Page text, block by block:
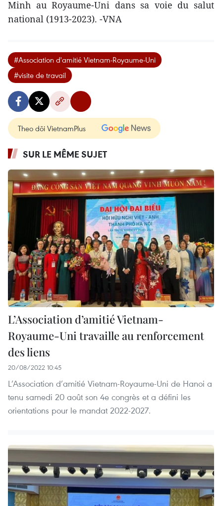
Minh au Royaume-Uni dans sa voie du salut
national (1913-2023). -VNA
#Association d'amitié Vietnam-Royaume-Uni
#visite de travail
Theo dõi VietnamPlus
SUR LE MÊME SUJET
L’Association d’amitié Vietnam-
Royaume-Uni travaille au renforcement
des liens
20/08/2022 10:45
L’Association d’amitié Vietnam-Royaume-Uni de Hanoi a
tenu samedi 20 août son 4e congrès et a défini les
orientations pour le mandat 2022-2027.